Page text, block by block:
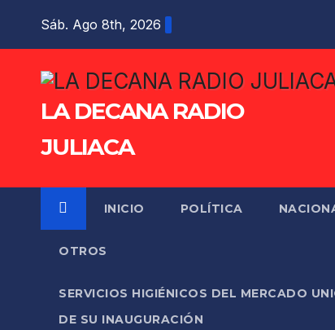
Sáb. Ago 8th, 2026
LA DECANA RADIO
JULIACA
INICIO POLÍTICA
OTROS
SERVICIOS HIGIÉNICOS DEL MERCADO
DE SU INAUGURACIÓN